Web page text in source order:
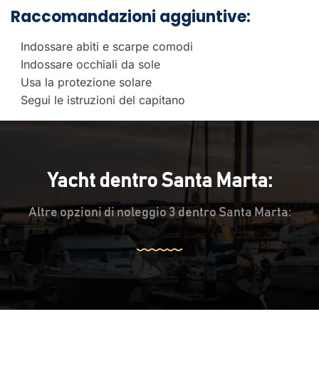
Raccomandazioni aggiuntive:
Indossare abiti e scarpe comodi
Indossare occhiali da sole
Usa la protezione solare
Segui le istruzioni del capitano
Yacht dentro Santa Marta:
Altre opzioni di noleggio 3 dentro Santa Marta: